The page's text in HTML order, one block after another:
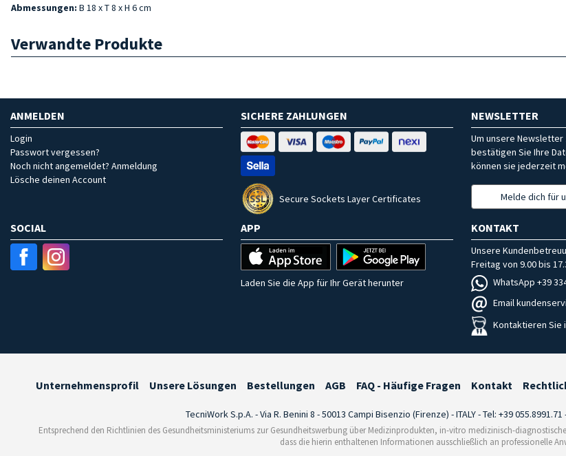
Abmessungen: B 18 x T 8 x H 6 cm
Verwandte Produkte
ANMELDEN
Login
Passwort vergessen?
Noch nicht angemeldet? Anmeldung
Lösche deinen Account
SICHERE ZAHLUNGEN
Secure Sockets Layer Certificates
NEWSLETTER
Um unsere
bestätigen Sie Ihre
können sie jederzeit
Melde dich für
SOCIAL APP
Laden Sie die App für Ihr Gerät herunter
KONTAKT
Unsere
Freitag von 9.00 bis
WhatsApp +39
Email
Kontaktieren
Unternehmensprofil Unsere Lösungen Bestellungen AGB FAQ - Häufige Fragen Kontakt
TecniWork S.p.A. - Via R. Benini 8 - 50013 Campi Bisenzio (Firenze) - ITALY - Tel: +39 055.8991.71
Entsprechend den Richtlinien des Gesundheitsministeriums zur Gesundheitswerbung über Medizinprodukten, in-vitro medizinisch-
dass die hierin enthaltenen Informationen ausschließlich an professionelle